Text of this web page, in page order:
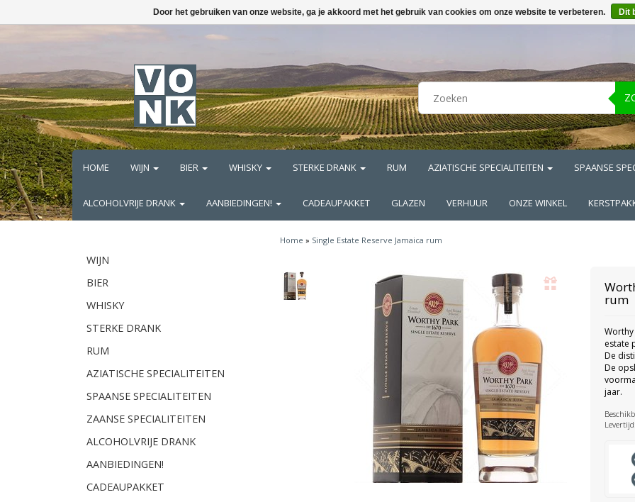
HOME WIJN BIER WHISKY STERKE DRANK RUM AZIATISCHE SPECIALITEITEN SPAANSE
ALCOHOLVRIJE DRANK AANBIEDINGEN! CADEAUPAKKET GLAZEN VERHUUR ONZE WINKEL
WIJN
BIER
WHISKY
STERKE DRANK
RUM
AZIATISCHE SPECIALITEITEN
SPAANSE SPECIALITEITEN
ZAANSE SPECIALITEITEN
ALCOHOLVRIJE DRANK
AANBIEDINGEN!
CADEAUPAKKET
Home » Single Estate Reserve Jamaica rum
rum
Worthy
estate
De
De
jaar.
Levertijd:
Door het gebruiken van onze website, ga je akkoord met het gebruik van cookies om onze website te verbeteren. Dit